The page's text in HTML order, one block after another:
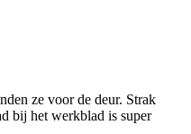
ze voor de deur. Strak
bij het werkblad is super